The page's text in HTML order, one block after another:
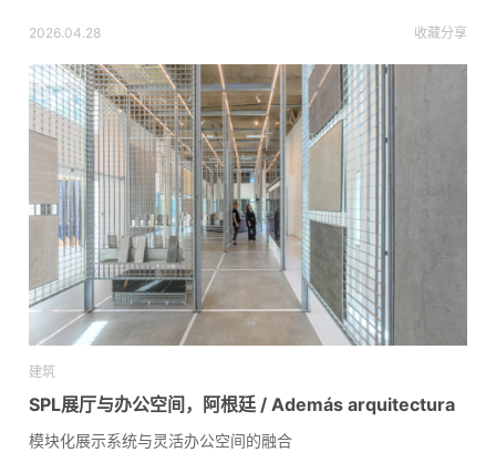
2026.04.28 收藏分享
建筑
SPL展厅与办公空间，阿根廷 / Además arquitectura
模块化展示系统与灵活办公空间的融合